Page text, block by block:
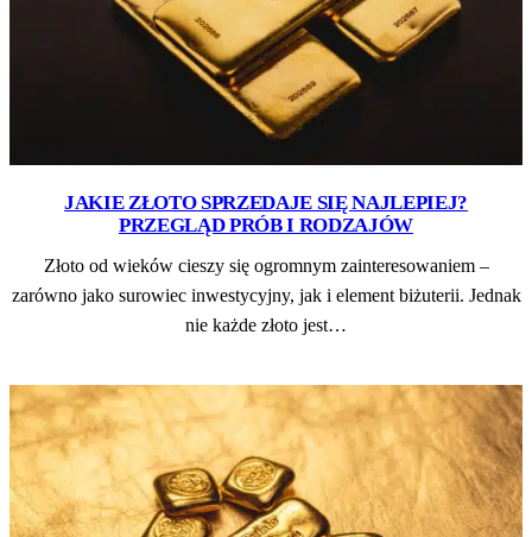
JAKIE ZŁOTO SPRZEDAJE SIĘ NAJLEPIEJ?
PRZEGLĄD PRÓB I RODZAJÓW
Złoto od wieków cieszy się ogromnym zainteresowaniem –
zarówno jako surowiec inwestycyjny, jak i element biżuterii. Jednak
nie każde złoto jest…